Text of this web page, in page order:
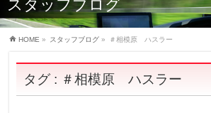
スタッフブログ
HOME » スタッフブログ » ＃相模原 ハスラー
タグ : ＃相模原 ハスラー